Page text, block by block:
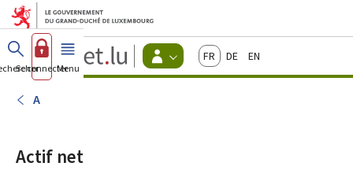
Aller au menu principal
Aller au contenu
Guichet.lu
Changer
d'espace
FrançaisDeutschEnglish
Se connecterMenu principal
A
Actif net